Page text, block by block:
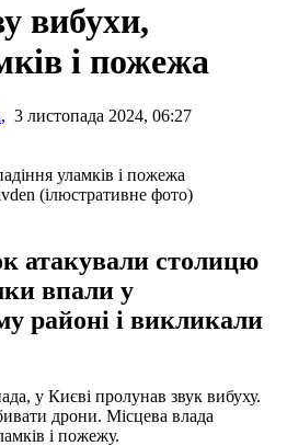
вибухи,
і пожежа
, 3 листопада 2024, 06:27
(ілюстративне фото)
атакували столицю
впали у
районі і викликали
у Києві пролунав звук вибуху.
дрони. Місцева влада
і пожежу.